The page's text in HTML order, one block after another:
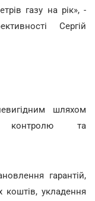
газу на рік», -
Сергій
шляхом
контролю та
гарантій,
коштів, укладення